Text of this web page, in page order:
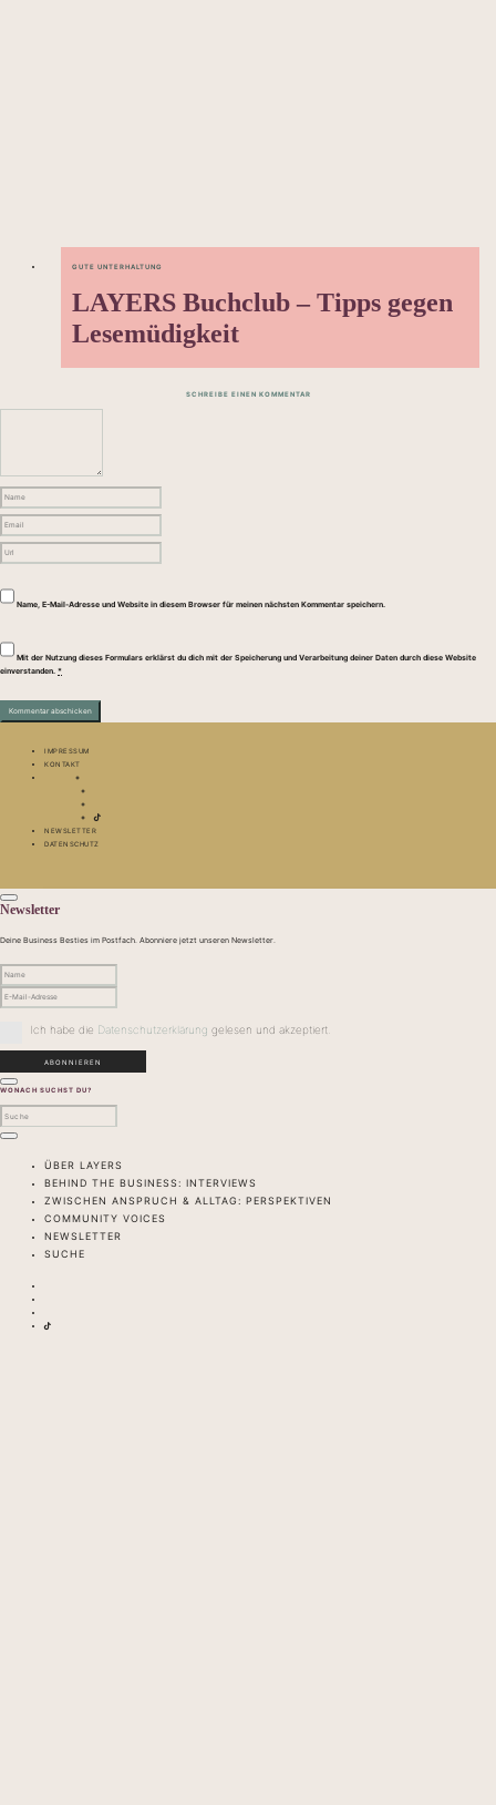
GUTE UNTERHALTUNG
LAYERS Buchclub – Tipps gegen
Lesemüdigkeit
SCHREIBE EINEN KOMMENTAR
Name, E-Mail-Adresse und Website in diesem Browser für meinen nächsten Kommentar speichern.
Mit der Nutzung dieses Formulars erklärst du dich mit der Speicherung und Verarbeitung deiner Daten durch diese Website
einverstanden. *
IMPRESSUM
KONTAKT
NEWSLETTER
DATENSCHUTZ
Newsletter
Deine Business Besties im Postfach. Abonniere jetzt unseren Newsletter.
Ich habe die Datenschutzerklärung gelesen und akzeptiert.
WONACH SUCHST DU?
ÜBER LAYERS
BEHIND THE BUSINESS: INTERVIEWS
ZWISCHEN ANSPRUCH & ALLTAG: PERSPEKTIVEN
COMMUNITY VOICES
NEWSLETTER
SUCHE